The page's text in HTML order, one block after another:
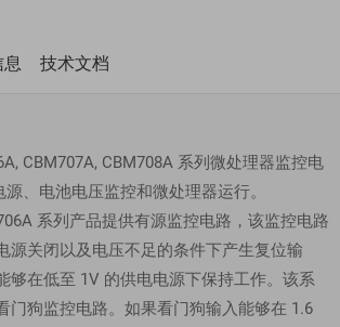
息 技术文档
CBM707A, CBM708A 系列微处理器监控电
、电池电压监控和微处理器运行。
系列产品提供有源监控电路，该监控电路
源关闭以及电压不足的条件下产生复位输
够在低至 1V 的供电电源下保持工作。该系
门狗监控电路。如果看门狗输入能够在 1.6